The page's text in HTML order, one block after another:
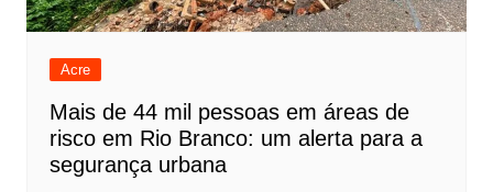
Acre
Mais de 44 mil pessoas em áreas de
risco em Rio Branco: um alerta para a
segurança urbana